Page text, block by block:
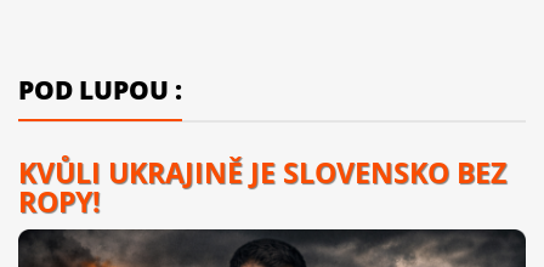
POD LUPOU :
KVŮLI UKRAJINĚ JE SLOVENSKO BEZ
ROPY!